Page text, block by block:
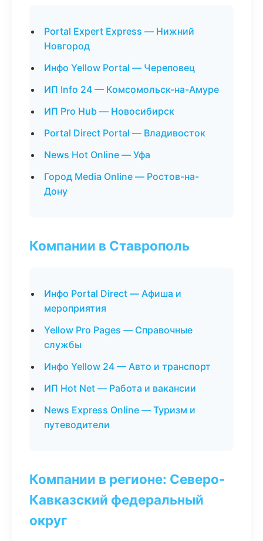
Portal Expert Express — Нижний
Новгород
Инфо Yellow Portal — Череповец
ИП Info 24 — Комсомольск-на-Амуре
ИП Pro Hub — Новосибирск
Portal Direct Portal — Владивосток
News Hot Online — Уфа
Город Media Online — Ростов-на-
Дону
Компании в Ставрополь
Инфо Portal Direct — Афиша и
мероприятия
Yellow Pro Pages — Справочные
службы
Инфо Yellow 24 — Авто и транспорт
ИП Hot Net — Работа и вакансии
News Express Online — Туризм и
путеводители
Компании в регионе: Северо-
Кавказский федеральный
округ